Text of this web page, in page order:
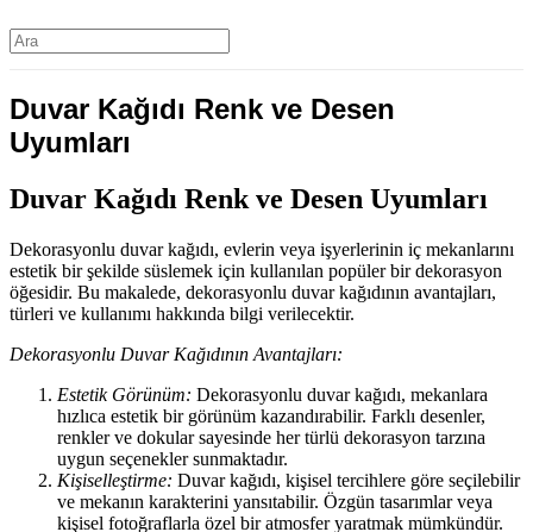
Duvar Kağıdı Renk ve Desen
Uyumları
Duvar Kağıdı Renk ve Desen Uyumları
Dekorasyonlu duvar kağıdı, evlerin veya işyerlerinin iç mekanlarını
estetik bir şekilde süslemek için kullanılan popüler bir dekorasyon
öğesidir. Bu makalede, dekorasyonlu duvar kağıdının avantajları,
türleri ve kullanımı hakkında bilgi verilecektir.
Dekorasyonlu Duvar Kağıdının Avantajları:
Estetik Görünüm: Dekorasyonlu duvar kağıdı, mekanlara
hızlıca estetik bir görünüm kazandırabilir. Farklı desenler,
renkler ve dokular sayesinde her türlü dekorasyon tarzına
uygun seçenekler sunmaktadır.
Kişiselleştirme: Duvar kağıdı, kişisel tercihlere göre seçilebilir
ve mekanın karakterini yansıtabilir. Özgün tasarımlar veya
kişisel fotoğraflarla özel bir atmosfer yaratmak mümkündür.